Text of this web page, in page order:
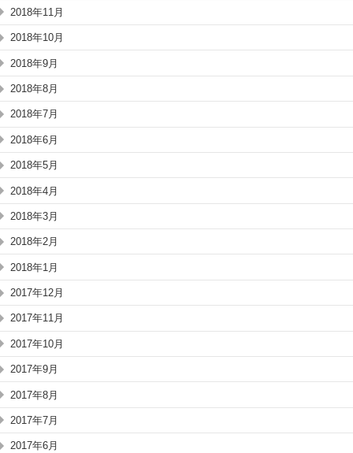
2018年11月
2018年10月
2018年9月
2018年8月
2018年7月
2018年6月
2018年5月
2018年4月
2018年3月
2018年2月
2018年1月
2017年12月
2017年11月
2017年10月
2017年9月
2017年8月
2017年7月
2017年6月